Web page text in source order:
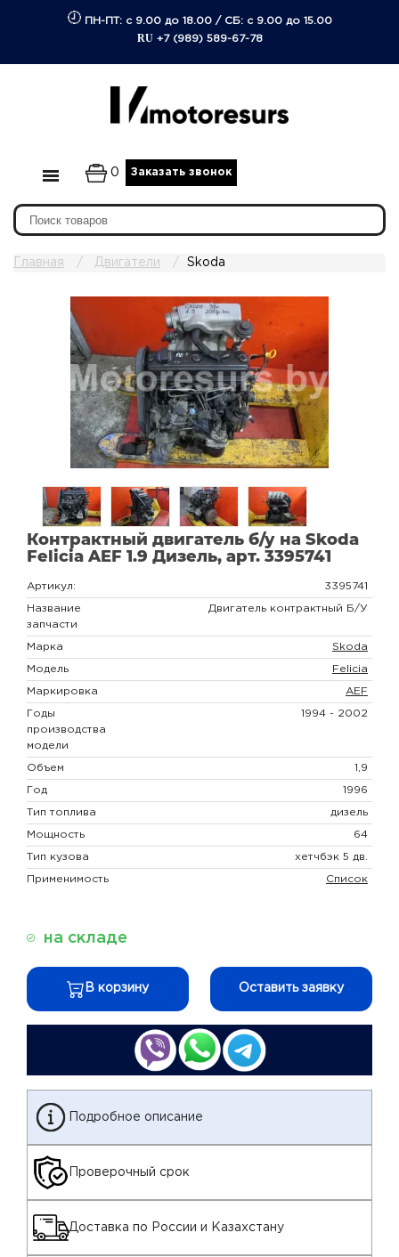
ПН-ПТ: с 9.00 до 18.00/ СБ: с 9.00 до 15.00
RU +7 (989) 589-67-78
0 Заказать звонок
Главная Двигатели Skoda
Контрактный двигатель б/у на Skoda
Felicia AEF 1.9 Дизель, арт. 3395741
Артикул: 3395741
Название
запчасти
Двигатель контрактный Б/У
Марка Skoda
Модель Felicia
Маркировка AEF
Годы
производства
модели
1994 - 2002
Объем 1,9
Год 1996
Тип топлива дизель
Мощность 64
Тип кузова хетчбэк 5 дв.
Применимость Список
на складе
В корзину Оставить заявку
Подробное описание
Проверочный срок
Доставка по России и Казахстану